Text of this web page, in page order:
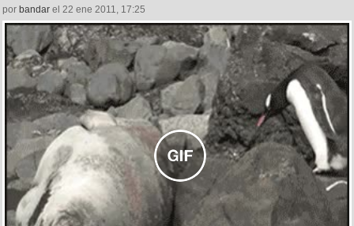
por bandar el 22 ene 2011, 17:25